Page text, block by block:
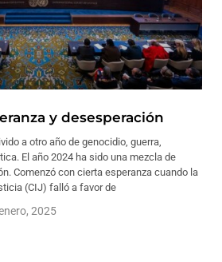
y desesperación
a otro año de genocidio, guerra,
El año 2024 ha sido una mezcla de
Comenzó con cierta esperanza cuando la
(CIJ) falló a favor de
2025